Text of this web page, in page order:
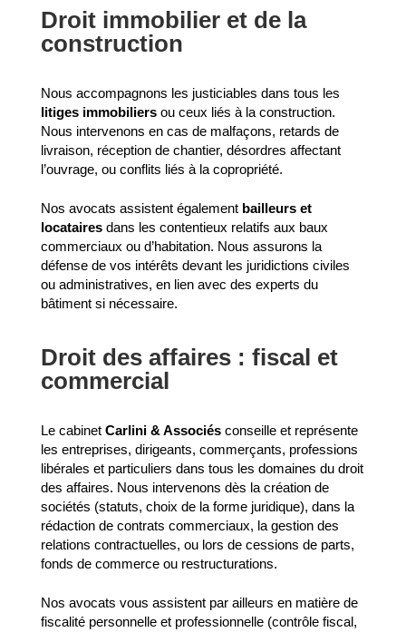
Droit immobilier et de la
construction
Nous accompagnons les justiciables dans tous les
litiges immobiliersou ceux liés à la construction.
Nous intervenons en cas de malfaçons, retards de
livraison, réception de chantier, désordres affectant
l’ouvrage, ou conflits liés à la copropriété.
Nos avocats assistent également bailleurs et
locatairesdans les contentieux relatifs aux baux
commerciaux ou d’habitation. Nous assurons la
défense de vos intérêts devant les juridictions civiles
ou administratives, en lien avec des experts du
bâtiment si nécessaire.
Droit des affaires : fiscal et
commercial
Le cabinet Carlini & Associésconseille et représente
les entreprises, dirigeants, commerçants, professions
libérales et particuliers dans tous les domaines du droit
des affaires. Nous intervenons dès la création de
sociétés (statuts, choix de la forme juridique), dans la
rédaction de contrats commerciaux, la gestion des
relations contractuelles, ou lors de cessions de parts,
fonds de commerce ou restructurations.
Nos avocats vous assistent par ailleurs en matière de
fiscalité personnelle et professionnelle (contrôle fiscal,